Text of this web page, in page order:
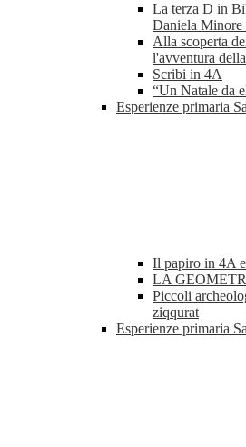
La terza D in
Daniela
Alla scoperta
l'avventura
Scribi in 4A
“Un Natale da
Esperienze primaria
Il papiro in 4A
LA
Piccoli
ziqqurat
Esperienze primaria